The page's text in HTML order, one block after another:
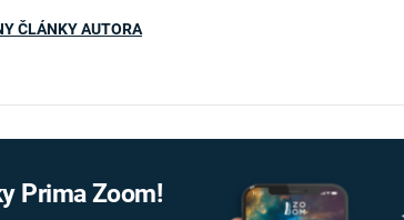
ČLÁNKY AUTORA
Prima Zoom!